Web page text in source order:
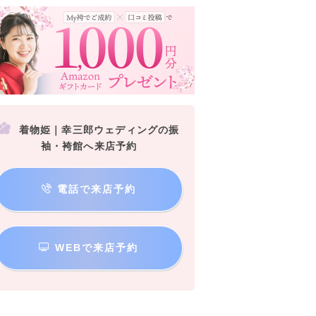
着物姫｜幸三郎ウェディングの振
袖・袴館へ来店予約
電話で来店予約
WEBで来店予約